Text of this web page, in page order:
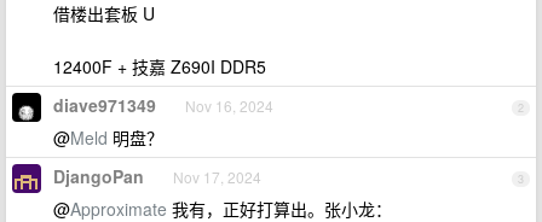
借楼出套板 U
12400F + 技嘉 Z690I DDR5
2
diave971349 Nov 16, 2024
@Meld 明盘？
3
DjangoPan Nov 17, 2024
@Approximate 我有，正好打算出。张小龙：